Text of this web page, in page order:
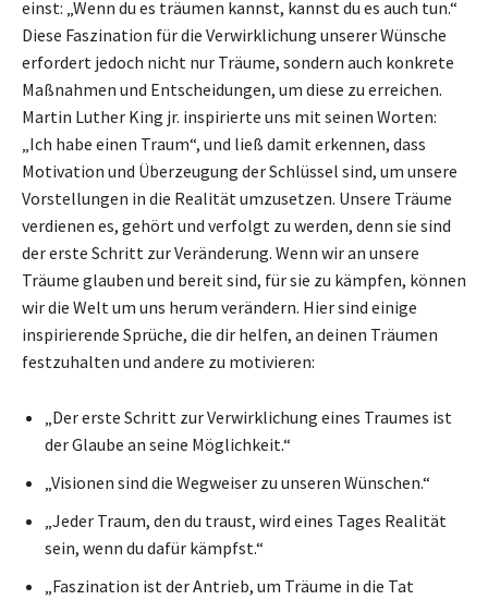
einst: „Wenn du es träumen kannst, kannst du es auch tun.“
Diese Faszination für die Verwirklichung unserer Wünsche
erfordert jedoch nicht nur Träume, sondern auch konkrete
Maßnahmen und Entscheidungen, um diese zu erreichen.
Martin Luther King jr. inspirierte uns mit seinen Worten:
„Ich habe einen Traum“, und ließ damit erkennen, dass
Motivation und Überzeugung der Schlüssel sind, um unsere
Vorstellungen in die Realität umzusetzen. Unsere Träume
verdienen es, gehört und verfolgt zu werden, denn sie sind
der erste Schritt zur Veränderung. Wenn wir an unsere
Träume glauben und bereit sind, für sie zu kämpfen, können
wir die Welt um uns herum verändern. Hier sind einige
inspirierende Sprüche, die dir helfen, an deinen Träumen
festzuhalten und andere zu motivieren:
„Der erste Schritt zur Verwirklichung eines Traumes ist
der Glaube an seine Möglichkeit.“
„Visionen sind die Wegweiser zu unseren Wünschen.“
„Jeder Traum, den du traust, wird eines Tages Realität
sein, wenn du dafür kämpfst.“
„Faszination ist der Antrieb, um Träume in die Tat